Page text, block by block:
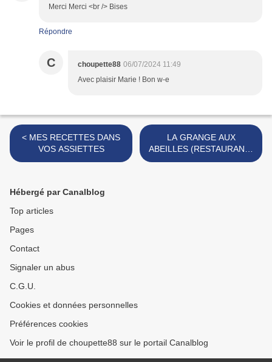
Merci Merci <br /> Bises
Répondre
C choupette88 06/07/2024 11:49
Avec plaisir Marie ! Bon w-e
< MES RECETTES DANS
VOS ASSIETTES
LA GRANGE AUX
ABEILLES (RESTAURANT)
>
Hébergé par Canalblog
Top articles
Pages
Contact
Signaler un abus
C.G.U.
Cookies et données personnelles
Préférences cookies
Voir le profil de choupette88 sur le portail Canalblog